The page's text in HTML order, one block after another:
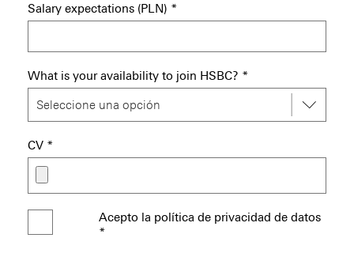
Salary expectations (PLN) *
What is your availability to join HSBC? *
CV *
Acepto la política de privacidad de datos
*